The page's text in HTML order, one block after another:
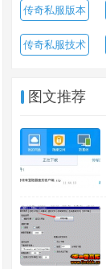
传奇私服版本
传奇私服技术
图文推荐